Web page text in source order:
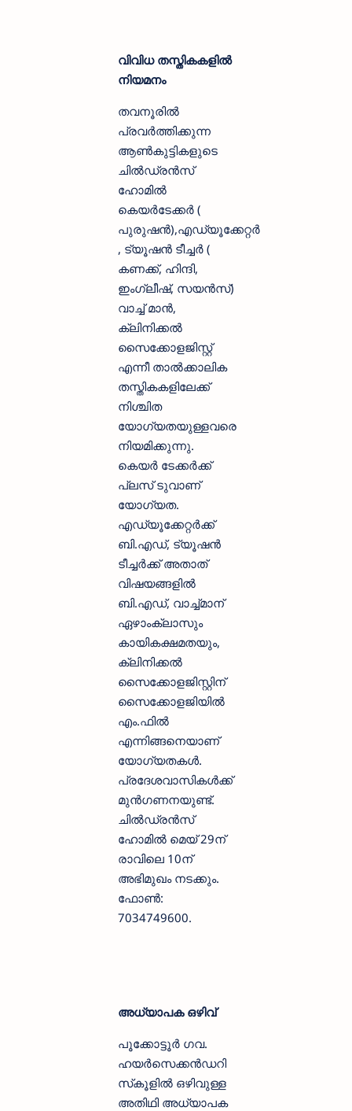
വിവിധ തസ്തികകളില്‍
നിയമനം
തവനൂരില്‍
പ്രവര്‍ത്തിക്കുന്ന
ആണ്‍കുട്ടികളുടെ
ചില്‍ഡ്രന്‍സ്
ഹോമില്‍
കെയര്‍ടേക്കര്‍ (
പുരുഷന്‍),എഡ്യൂക്കേറ്റര്‍
, ട്യൂഷന്‍ ടീച്ചര്‍ (
കണക്ക്, ഹിന്ദി,
ഇംഗ്ലീഷ്, സയന്‍സ്)
വാച്ച് മാന്‍,
ക്ലിനിക്കല്‍
സൈക്കോളജിസ്റ്റ്
എന്നീ താല്‍ക്കാലിക
തസ്തികകളിലേക്ക്
നിശ്ചിത
യോഗ്യതയുള്ളവരെ
നിയമിക്കുന്നു.
കെയര്‍ ടേക്കര്‍ക്ക്
പ്ലസ് ടുവാണ്
യോഗ്യത.
എഡ്യൂക്കേറ്റര്‍ക്ക്
ബി.എഡ്, ട്യൂഷന്‍
ടീച്ചര്‍ക്ക് അതാത്
വിഷയങ്ങളില്‍
ബി.എഡ്, വാച്ച്മാന്
ഏഴാംക്ലാസും
കായികക്ഷമതയും,
ക്ലിനിക്കല്‍
സൈക്കോളജിസ്റ്റിന്
സൈക്കോളജിയില്‍
എം.ഫില്‍
എന്നിങ്ങനെയാണ്
യോഗ്യതകള്‍.
പ്രദേശവാസികള്‍ക്ക്
മുന്‍ഗണനയുണ്ട്.
ചില്‍ഡ്രന്‍സ്
ഹോമില്‍ മെയ് 29ന്
രാവിലെ 10ന്
അഭിമുഖം നടക്കും.
ഫോണ്‍:
7034749600.
അധ്യാപക ഒഴിവ്
പൂക്കോട്ടൂര്‍ ഗവ.
ഹയര്‍സെക്കന്‍ഡറി
സ്‌കൂളില്‍ ഒഴിവുള്ള
അതിഥി അധ്യാപക